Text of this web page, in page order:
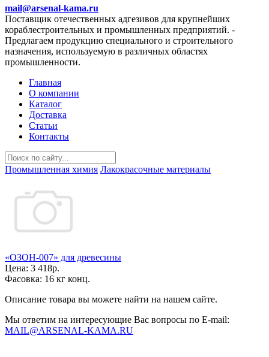
mail@arsenal-kama.ru
Поставщик отечественных адгезивов для крупнейших
кораблестроительных и промышленных предприятий. -
Предлагаем продукцию специального и строительного
назначения, используемую в различных областях
промышленности.
Главная
О компании
Каталог
Доставка
Статьи
Контакты
Промышленная химия Лакокрасочные материалы
«ОЗОН-007» для древесины
Цена: 3 418р.
Фасовка: 16 кг конц.
Описание товара вы можете найти на нашем сайте.
Мы ответим на интересующие Вас вопросы по E-mail:
MAIL@ARSENAL-KAMA.RU